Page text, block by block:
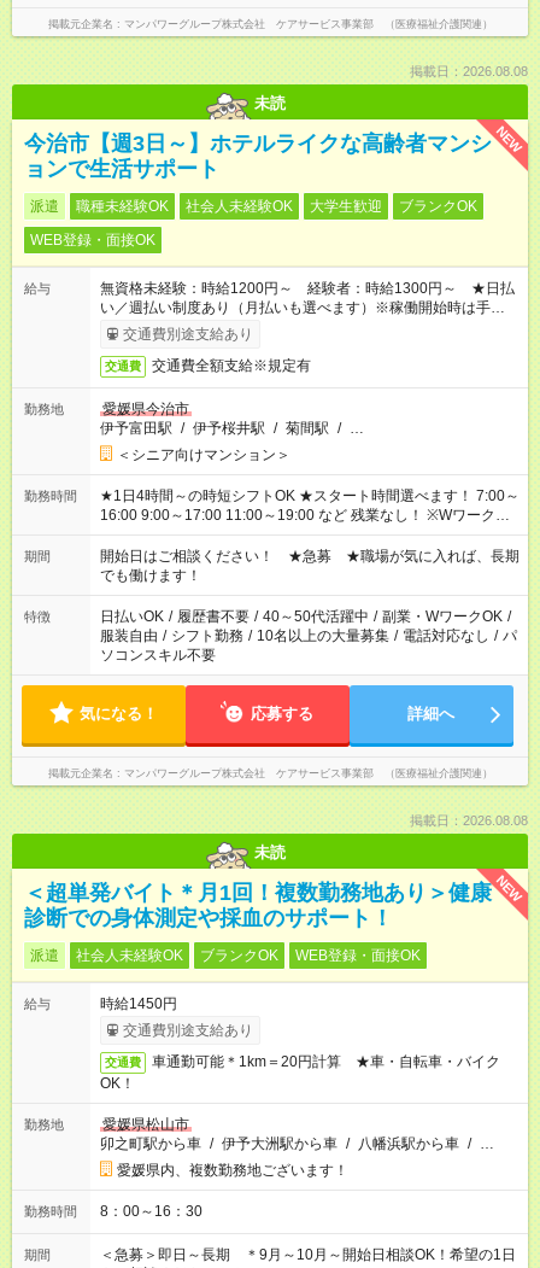
掲載元企業名 マンパワーグループ株式会社 ケアサービス事業部 （医療福祉介護関連）
掲載日：2026.08.08
未読
NEW
今治市【週3日～】ホテルライクな高齢者マンシ
ョンで生活サポート
派遣 職種未経験OK 社会人未経験OK 大学生歓迎
ブランクOK
WEB登録・面接OK
給与
無資格未経験：時給1200円～ 経験者：時給1300円～ ★日払
い／週払い制度あり（月払いも選べます）※稼働開始時は手続き
完了次第のお支払いとなります。
交通費別途支給あり
交通費 交通費全額支給※規定有
勤務地
愛媛県今治市
伊予富田駅 / 伊予桜井駅 / 菊間駅 / …
＜シニア向けマンション＞
勤務時間
★1日4時間～の時短シフトOK ★スタート時間選べます！ 7:00～
16:00 9:00～17:00 11:00～19:00 など 残業なし！ ※Wワークの
場合、他のお仕事と合わせ週40時間超の就業はご案内できませ
ん ※法令に基づき、週20時間以上勤務は社会保険への加入対象
となります ※労働者派遣法（日雇い派遣の原則禁止）により、
短時間・短期間の就業はご案内が難しい場合があります
期間
開始日はご相談ください！ ★急募 ★職場が気に入れば、長期
でも働けます！
特徴 日払いOK / 履歴書不要 / 40～50代活躍中 / 副業・WワークOK /
服装自由 / シフト勤務 / 10名以上の大量募集 / 電話対応なし / パ
ソコンスキル不要
気になる！ 応募する 詳細へ
掲載元企業名 マンパワーグループ株式会社 ケアサービス事業部 （医療福祉介護関連）
掲載日：2026.08.08
未読
NEW
＜超単発バイト＊月1回！複数勤務地あり＞健康
診断での身体測定や採血のサポート！
派遣 社会人未経験OK ブランクOK WEB登録・面接OK
給与
時給1450円
交通費別途支給あり
交通費
車通勤可能＊1km＝20円計算 ★車・自転車・バイク
OK！
勤務地
愛媛県松山市
卯之町駅から車 / 伊予大洲駅から車 / 八幡浜駅から車 / …
愛媛県内、複数勤務地ございます！
勤務時間 8：00～16：30
期間
＜急募＞即日～長期 ＊9月～10月～開始日相談OK！希望の1日